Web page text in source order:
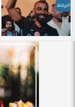
الرياضة